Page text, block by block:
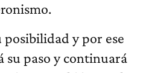
posibilidad y por ese
paso y continuará